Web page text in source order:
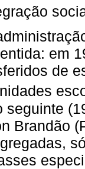
em
de
seguinte
Brandão